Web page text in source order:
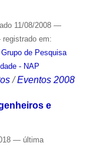
11/08/2008 —
em:
Grupo de Pesquisa
- NAP
/Eventos 2008
e
— última